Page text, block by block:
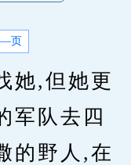
页
,但她更
军队去四
的野人,在